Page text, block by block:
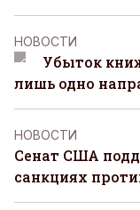
НОВОСТИ
Убыток
лишь одно
НОВОСТИ
Сенат США
санкциях